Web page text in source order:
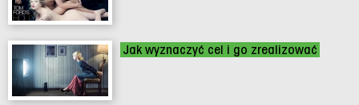
Jak wyznaczyć cel i go zrealizować